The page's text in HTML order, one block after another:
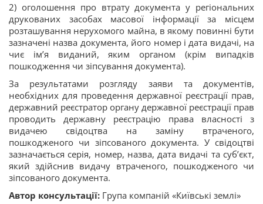
2) оголошення про втрату документа у регіональних
друкованих засобах масової інформації за місцем
розташування нерухомого майна, в якому повинні бути
зазначені назва документа, його номер і дата видачі, на
чиє ім’я виданий, яким органом (крім випадків
пошкодження чи зіпсування документа).
За результатами розгляду заяви та документів,
необхідних для проведення державної реєстрації прав,
державний реєстратор органу державної реєстрації прав
проводить державну реєстрацію права власності з
видачею свідоцтва на заміну втраченого,
пошкодженого чи зіпсованого документа. У свідоцтві
зазначається серія, номер, назва, дата видачі та суб’єкт,
який здійснив видачу втраченого, пошкодженого чи
зіпсованого документа.
Автор консультації: Група компаній «Київські землі»